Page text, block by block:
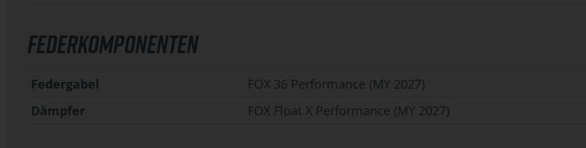
FEDERKOMPONENTEN
Federgabel
FOX 36 Performance (MY 2027)
Dämpfer
FOX Float X Performance (MY 2027)